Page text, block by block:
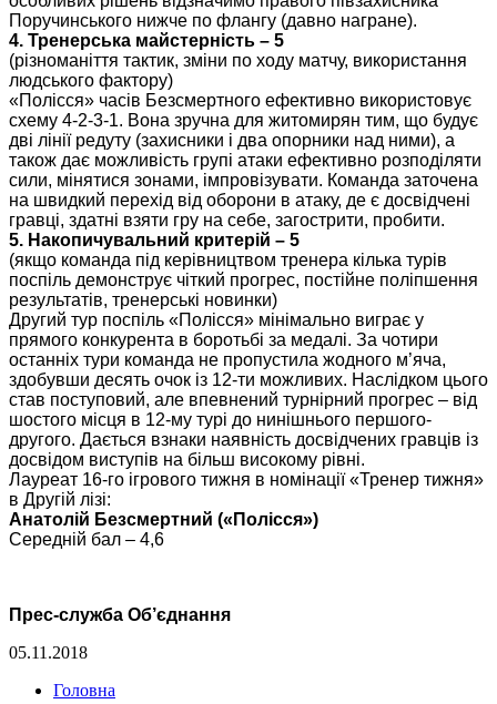
Поручинського нижче по флангу (давно награне).
4. Тренерська майстерність – 5
(різноманіття тактик, зміни по ходу матчу, використання
людського фактору)
«Полісся» часів Безсмертного ефективно використовує
схему 4-2-3-1. Вона зручна для житомирян тим, що будує
дві лінії редуту (захисники і два опорники над ними), а
також дає можливість групі атаки ефективно розподіляти
сили, мінятися зонами, імпровізувати. Команда заточена
на швидкий перехід від оборони в атаку, де є досвідчені
гравці, здатні взяти гру на себе, загострити, пробити.
5. Накопичувальний критерій – 5
(якщо команда під керівництвом тренера кілька турів
поспіль демонструє чіткий прогрес, постійне поліпшення
результатів, тренерські новинки)
Другий тур поспіль «Полісся» мінімально виграє у
прямого конкурента в боротьбі за медалі. За чотири
останніх тури команда не пропустила жодного м’яча,
здобувши десять очок із 12-ти можливих. Наслідком цього
став поступовий, але впевнений турнірний прогрес – від
шостого місця в 12-му турі до нинішнього першого-
другого. Дається взнаки наявність досвідчених гравців із
досвідом виступів на більш високому рівні.
Лауреат 16-го ігрового тижня в номінації «Тренер тижня»
в Другій лізі:
Анатолій Безсмертний («Полісся»)
Середній бал – 4,6
Прес-служба Об’єднання
05.11.2018
Головна